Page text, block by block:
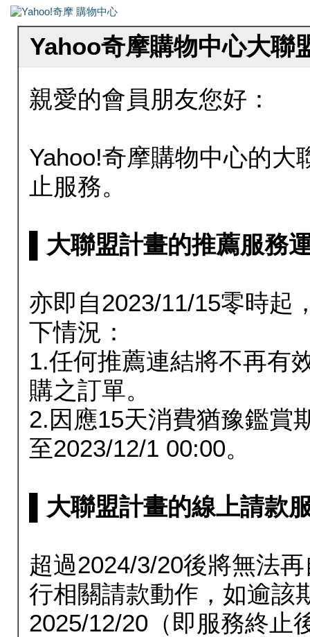
Yahoo奇摩購物中心大聯
親愛的會員朋友您好：
Yahoo!奇摩購物中心的大
止服務。
▌大聯盟計畫的推薦服務
亦即自2023/11/15零時起
下情況：
1.任何推薦連結將不再有
購之訂單。
2.因應15天消費猶豫鑑賞
至2023/12/1 00:00。
▌大聯盟計畫的線上請款
超過2024/3/20後將無法
行相關請款動作，如逾該
2025/12/20（即服務終止